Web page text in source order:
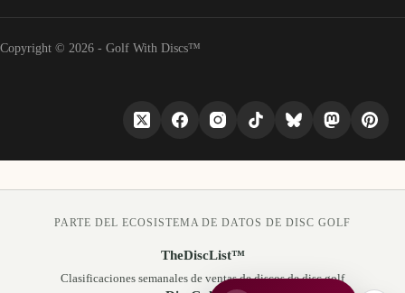
Copyright © 2026 - Golf With Discs™
PARTE DEL ECOSISTEMA DE DATOS DE DISC GOLF
TheDiscList™
Clasificaciones semanales de ventas de discos de disc golf